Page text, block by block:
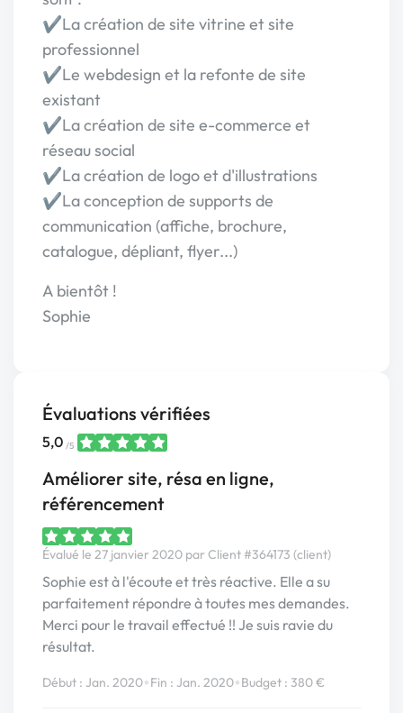
✔️La création de site vitrine et site
professionnel
✔️Le webdesign et la refonte de site
existant
✔️La création de site e-commerce et
réseau social
✔️La création de logo et d'illustrations
✔️La conception de supports de
communication (affiche, brochure,
catalogue, dépliant, flyer...)
A bientôt !
Sophie
Évaluations vérifiées
5,0 /5
Améliorer site, résa en ligne,
référencement
Évalué le 27 janvier 2020 par Client #364173 (client)
Sophie est à l'écoute et très réactive. Elle a su
parfaitement répondre à toutes mes demandes.
Merci pour le travail effectué !! Je suis ravie du
résultat.
Début : Jan. 2020•Fin : Jan. 2020•Budget : 380 €